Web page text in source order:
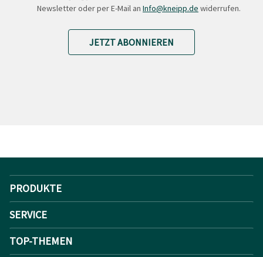
Newsletter oder per E-Mail an Info@kneipp.de widerrufen.
JETZT ABONNIEREN
PRODUKTE
SERVICE
TOP-THEMEN